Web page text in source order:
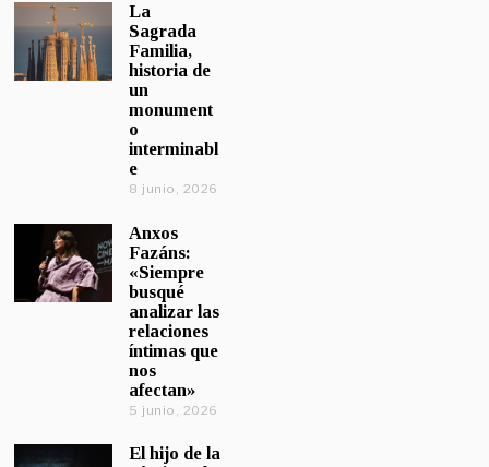
La
Sagrada
Familia,
historia de
un
monument
o
interminabl
e
8 junio, 2026
Anxos
Fazáns:
«Siempre
busqué
analizar las
relaciones
íntimas que
nos
afectan»
5 junio, 2026
El hijo de la